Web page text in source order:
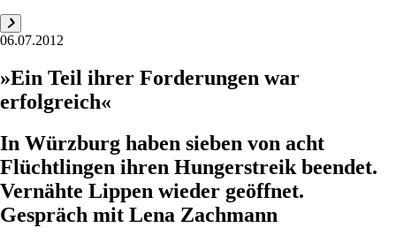
06.07.2012
»Ein Teil ihrer Forderungen war
erfolgreich«
In Würzburg haben sieben von acht
Flüchtlingen ihren Hungerstreik beendet.
Vernähte Lippen wieder geöffnet.
Gespräch mit Lena Zachmann